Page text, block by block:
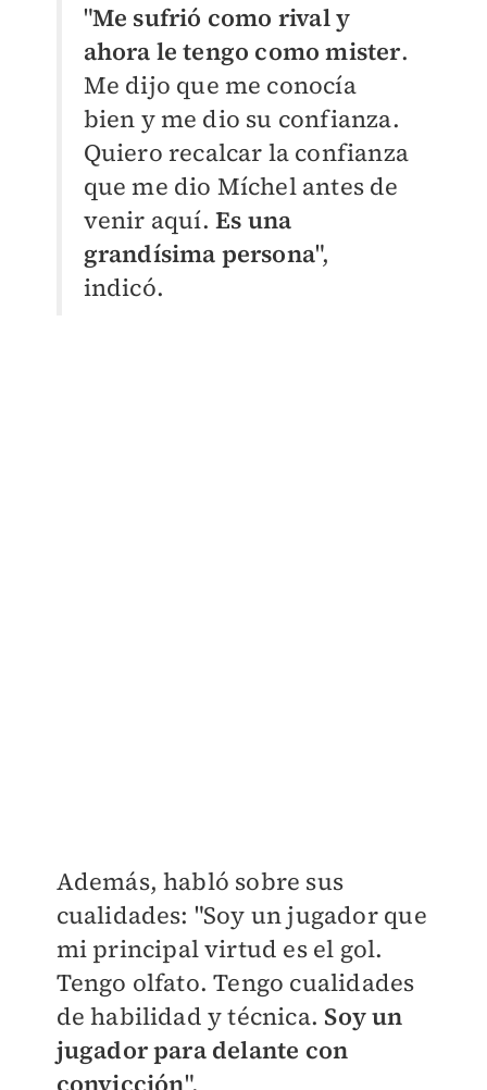
"Me sufrió como rival y
ahora le tengo como mister.
Me dijo que me conocía
bien y me dio su confianza.
Quiero recalcar la confianza
que me dio Míchel antes de
venir aquí. Es una
grandísima persona",
indicó.
Además, habló sobre sus
cualidades: "Soy un jugador que
mi principal virtud es el gol.
Tengo olfato. Tengo cualidades
de habilidad y técnica. Soy un
jugador para delante con